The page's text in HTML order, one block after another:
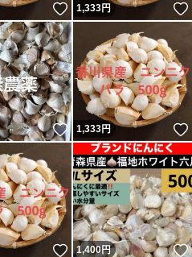
いいね！
1,333円
いいね！
1,333円
いいね！
1,400円